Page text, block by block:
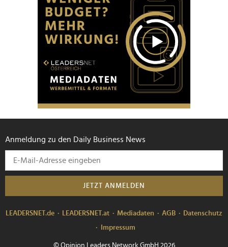
Anmeldung zu den Daily Business News
JETZT ANMELDEN
LEADERSNET.de LEADERSNET.at Mediadaten AGB
Datenschutz
Impressum